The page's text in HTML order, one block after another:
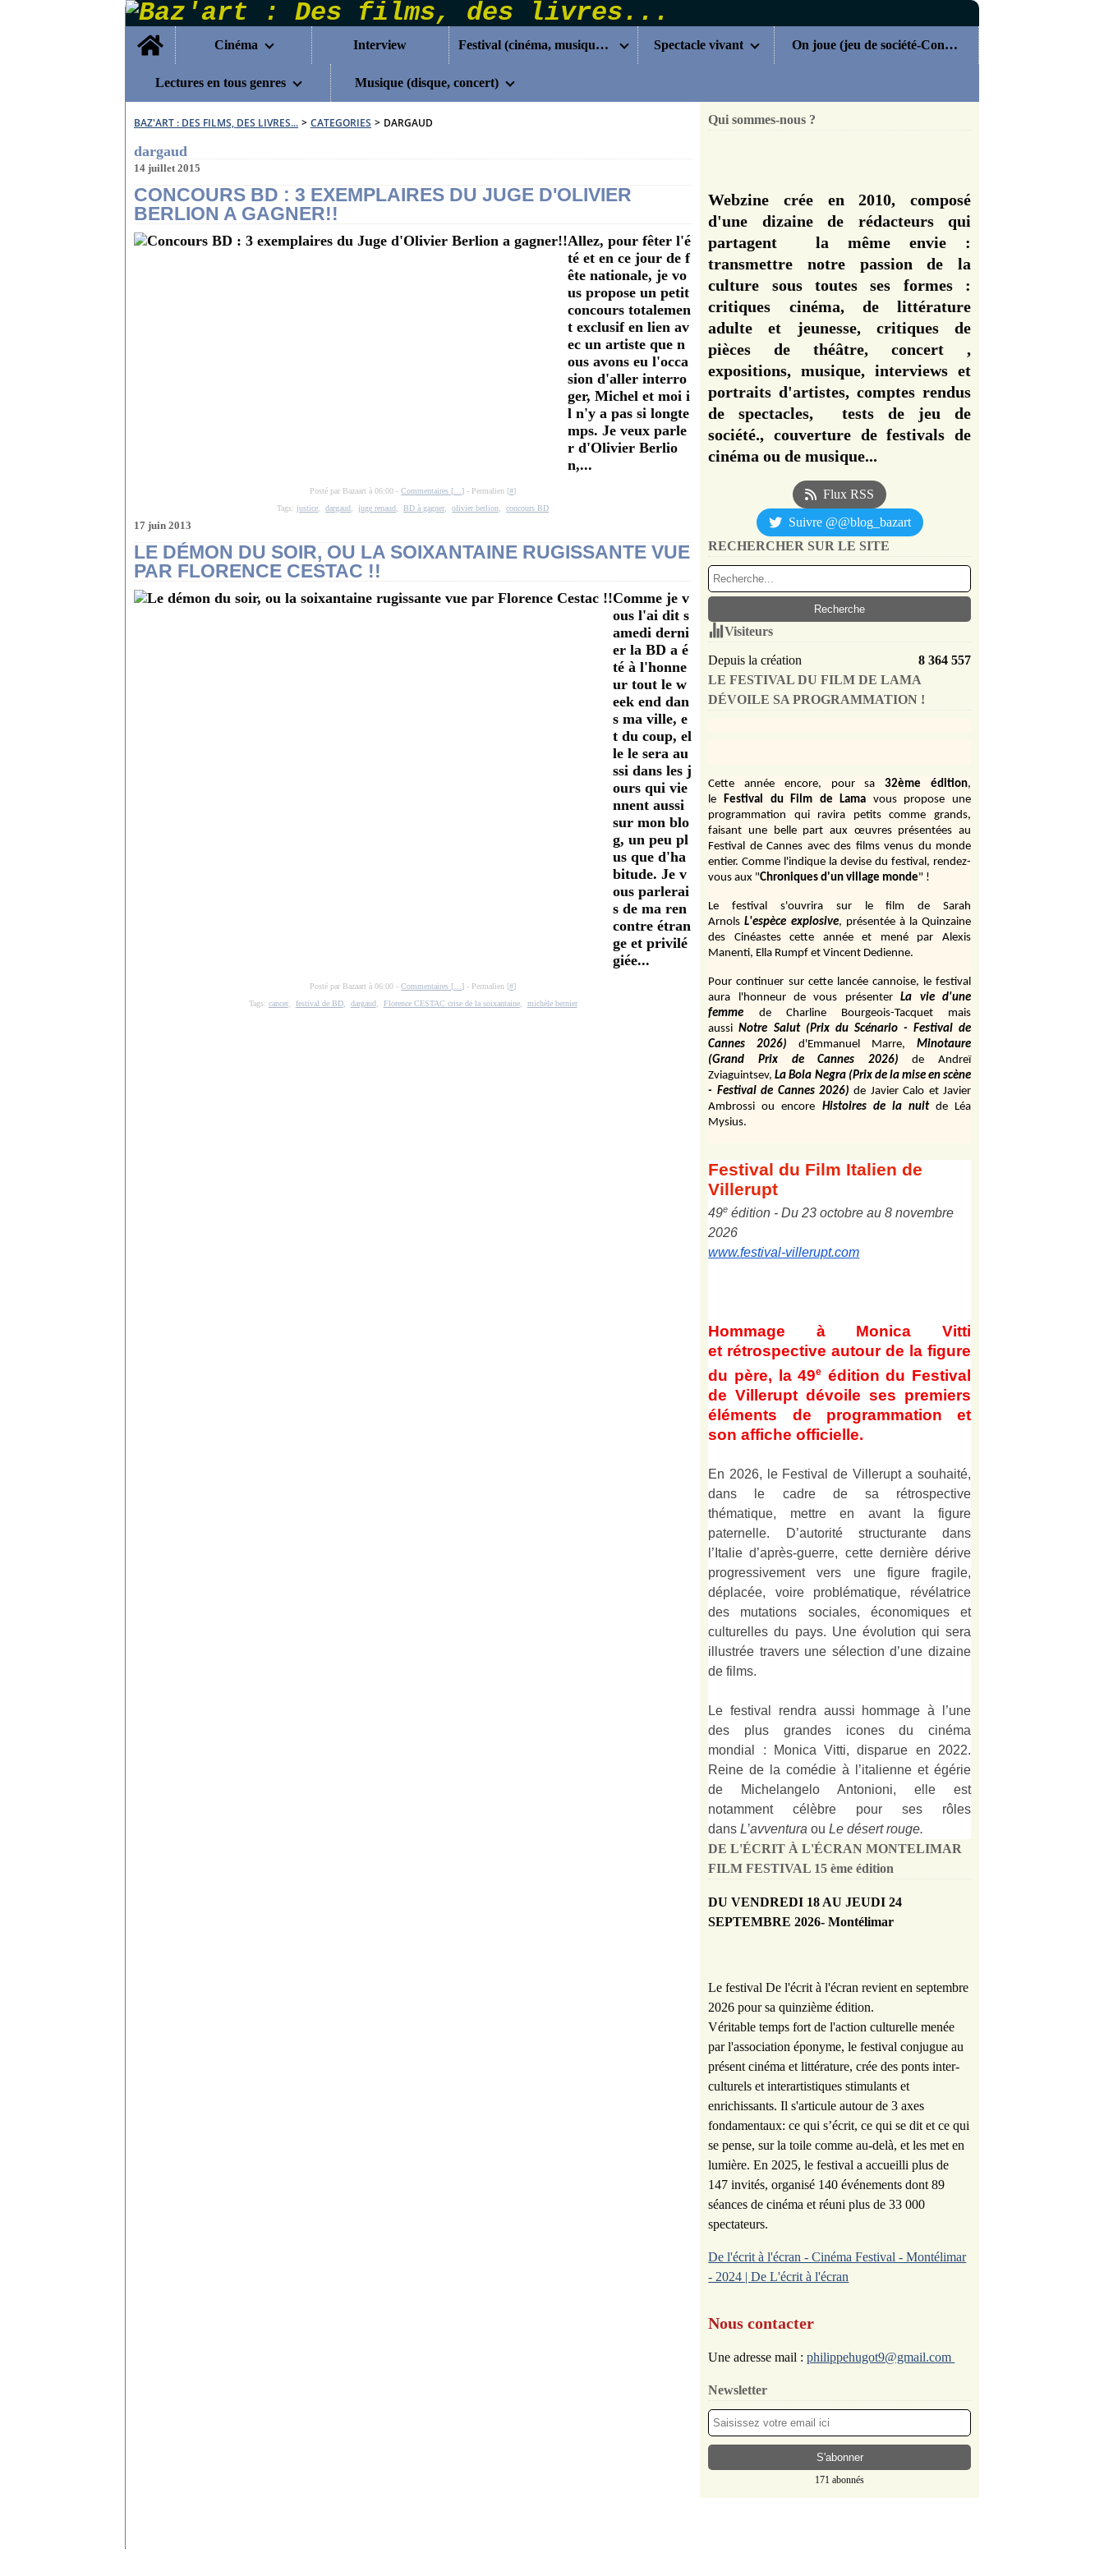
Home
Cinéma
Interview Festival (cinéma, musique...) Spectacle vivant On joue (jeu de société-Concours)
Lectures en tous genres Musique (disque, concert)
BAZ'ART : DES FILMS, DES LIVRES... > CATEGORIES > DARGAUD
dargaud
14 juillet 2015
CONCOURS BD : 3 EXEMPLAIRES DU JUGE D'OLIVIER
BERLION A GAGNER!!
Allez, pour fêter l'é
té et en ce jour de f
ête nationale, je vo
us propose un petit
concours totalemen
t exclusif en lien av
ec un artiste que n
ous avons eu l'occa
sion d'aller interro
ger, Michel et moi i
l n'y a pas si longte
mps. Je veux parle
r d'Olivier Berlio
n,...
Posté par Bazaart à 06:00 -Commentaires [ …] - Permalien [#]
Tags: justice ,dargaud juge renaud ,BD à gagner ,olivier berlion ,concours BD
17 juin 2013
LE DÉMON DU SOIR, OU LA SOIXANTAINE RUGISSANTE VUE
PAR FLORENCE CESTAC !!
Comme je v
ous l'ai dit s
amedi derni
er la BD a é
té à l'honne
ur tout le w
eek end dan
s ma ville, e
t du coup, el
le le sera au
ssi dans les j
ours qui vie
nnent aussi
sur mon blo
g, un peu pl
us que d'ha
bitude. Je v
ous parlerai
s de ma ren
contre étran
ge et privilé
giée...
Posté par Bazaart à 06:00 -Commentaires [ …] - Permalien [#]
Tags: cancer, festival de BD, dargaud, Florence CESTAC crise de la soixantaine, michèle bernier
Qui sommes-nous ?
Webzine crée en 2010, composé
d'une dizaine de rédacteurs qui
partagent la même envie :
transmettre notre passion de la
culture sous toutes ses formes :
critiques cinéma, de littérature
adulte et jeunesse, critiques de
pièces de théâtre, concert ,
expositions, musique, interviews et
portraits d'artistes, comptes rendus
de spectacles, tests de jeu de
société., couverture de festivals de
cinéma ou de musique...
Flux RSS
Suivre @@blog_bazart
RECHERCHER SUR LE SITE
Visiteurs
Depuis la création
8 364 557
LE FESTIVAL DU FILM DE LAMA
DÉVOILE SA PROGRAMMATION !
Cette année encore, pour sa 32ème édition,
le Festival du Film de Lama vous propose une
programmation qui ravira petits comme grands,
faisant une belle part aux œuvres présentées au
Festival de Cannes avec des films venus du monde
entier. Comme l'indique la devise du festival, rendez-
vous aux "Chroniques d'un village monde" !
Le festival s'ouvrira sur le film de Sarah
Arnols L'espèce explosive, présentée à la Quinzaine
des Cinéastes cette année et mené par Alexis
Manenti, Ella Rumpf et Vincent Dedienne.
Pour continuer sur cette lancée cannoise, le festival
aura l'honneur de vous présenter
La vie d'une
femme
de Charline Bourgeois-Tacquet
mais
aussi Notre Salut (Prix du Scénario - Festival de
Cannes 2026)
d'Emmanuel Marre,
Minotaure
(Grand Prix de Cannes 2026)
de Andreï
Zviaguintsev,La Bola Negra (Prix de la mise en scène
- Festival de Cannes 2026) de Javier Calo et Javier
Ambrossi ou encore Histoires de la nuit de Léa
Mysius.
Festival du Film Italien de
Villerupt
49e édition - Du 23 octobre au 8 novembre
2026
www.festival-villerupt.com
Hommage à Monica Vitti
et rétrospective autour de la figure
du père, la 49e édition du Festival
de Villerupt dévoile ses premiers
éléments de programmation et
son affiche officielle.
En 2026, le Festival de Villerupt a souhaité,
dans le cadre de sa rétrospective
thématique, mettre en avant la figure
paternelle. D’autorité structurante dans
l’Italie d’après-guerre, cette dernière dérive
progressivement vers une figure fragile,
déplacée, voire problématique, révélatrice
des mutations sociales, économiques et
culturelles du pays. Une évolution qui sera
illustrée travers une sélection d’une dizaine
de films.
Le festival rendra aussi hommage à l’une
des plus grandes icones du cinéma
mondial : Monica Vitti, disparue en 2022.
Reine de la comédie à l’italienne et égérie
de Michelangelo Antonioni, elle est
notamment célèbre pour ses rôles
dans L’avventura ou Le désert rouge.
DE L'ÉCRIT À L'ÉCRAN MONTELIMAR
FILM FESTIVAL 15 ème édition
DU VENDREDI 18 AU JEUDI 24
SEPTEMBRE 2026- Montélimar
Le festival De l'écrit à l'écran revient en septembre
2026 pour sa quinzième édition.
Véritable temps fort de l'action culturelle menée
par l'association éponyme, le festival conjugue au
présent cinéma et littérature, crée des ponts inter-
culturels et interartistiques stimulants et
enrichissants. Il s'articule autour de 3 axes
fondamentaux: ce qui s’écrit, ce qui se dit et ce qui
se pense, sur la toile comme au-delà, et les met en
lumière. En 2025, le festival a accueilli plus de
147 invités, organisé 140 événements dont 89
séances de cinéma et réuni plus de 33 000
spectateurs.
De l'écrit à l'écran - Cinéma Festival - Montélimar
- 2024 | De L'écrit à l'écran
Nous contacter
Une adresse mail :philippehugot9@gmail.com
Newsletter
171 abonnés